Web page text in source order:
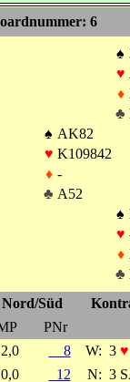
6
♠
♥
♦
♣
♠ AK82
♥ K109842
♦ -
♣ A52
♠
♥
♦
♣
Nord/Süd
PNr
2,0
8 W: 3 ♥
0,0
12 N: 3